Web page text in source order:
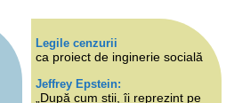
Legile cenzurii
ca proiect de inginerie socială
Jeffrey Epstein:
„După cum știi, îi reprezint pe